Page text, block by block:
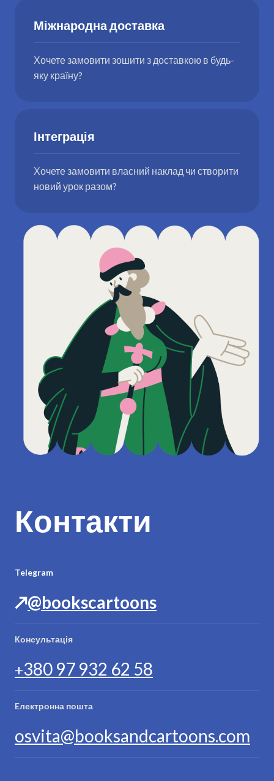
Міжнародна доставка
Хочете замовити зошити з доставкою в будь-
яку країну?
Інтеграція
Хочете замовити власний наклад чи створити
новий урок разом?
Контакти
Telegram
↗️@bookscartoons
Консультація
+380 97 932 62 58
Eлектронна пошта
osvita@booksandcartoons.com